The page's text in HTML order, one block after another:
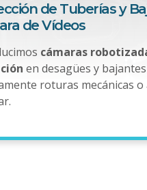
de Tuberías y
de Vídeos
cámaras
en desagües y
roturas mecánicas o